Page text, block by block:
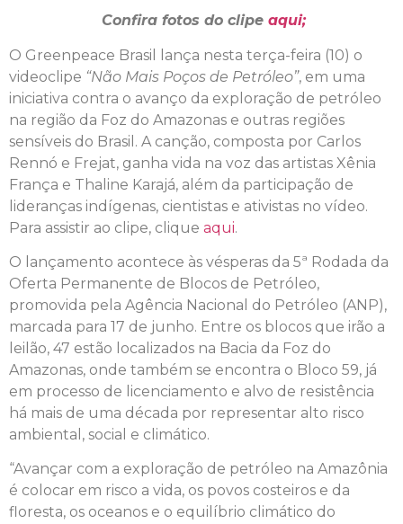
Confira fotos do clipe aqui;
O Greenpeace Brasil lança nesta terça-feira (10) o
videoclipe “Não Mais Poços de Petróleo”, em uma
iniciativa contra o avanço da exploração de petróleo
na região da Foz do Amazonas e outras regiões
sensíveis do Brasil. A canção, composta por Carlos
Rennó e Frejat, ganha vida na voz das artistas Xênia
França e Thaline Karajá, além da participação de
lideranças indígenas, cientistas e ativistas no vídeo.
Para assistir ao clipe, clique aqui.
O lançamento acontece às vésperas da 5ª Rodada da
Oferta Permanente de Blocos de Petróleo,
promovida pela Agência Nacional do Petróleo (ANP),
marcada para 17 de junho. Entre os blocos que irão a
leilão, 47 estão localizados na Bacia da Foz do
Amazonas, onde também se encontra o Bloco 59, já
em processo de licenciamento e alvo de resistência
há mais de uma década por representar alto risco
ambiental, social e climático.
“Avançar com a exploração de petróleo na Amazônia
é colocar em risco a vida, os povos costeiros e da
floresta, os oceanos e o equilíbrio climático do